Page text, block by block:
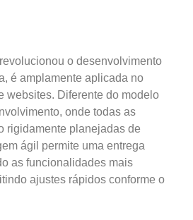
o desenvolvimento
é amplamente aplicada no
websites. Diferente do modelo
onde todas as
rigidamente planejadas de
ágil permite uma entrega
as funcionalidades mais
ajustes rápidos conforme o